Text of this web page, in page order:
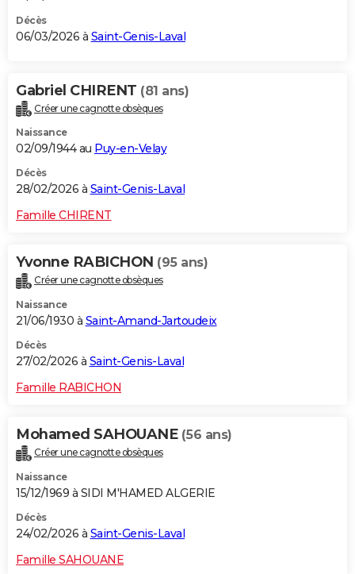
Décès
06/03/2026 à Saint-Genis-Laval
Gabriel CHIRENT (81 ans)
Créer une cagnotte obsèques
Naissance
02/09/1944 au Puy-en-Velay
Décès
28/02/2026 à Saint-Genis-Laval
Famille CHIRENT
Yvonne RABICHON (95 ans)
Créer une cagnotte obsèques
Naissance
21/06/1930 à Saint-Amand-Jartoudeix
Décès
27/02/2026 à Saint-Genis-Laval
Famille RABICHON
Mohamed SAHOUANE (56 ans)
Créer une cagnotte obsèques
Naissance
15/12/1969 à SIDI M'HAMED ALGERIE
Décès
24/02/2026 à Saint-Genis-Laval
Famille SAHOUANE